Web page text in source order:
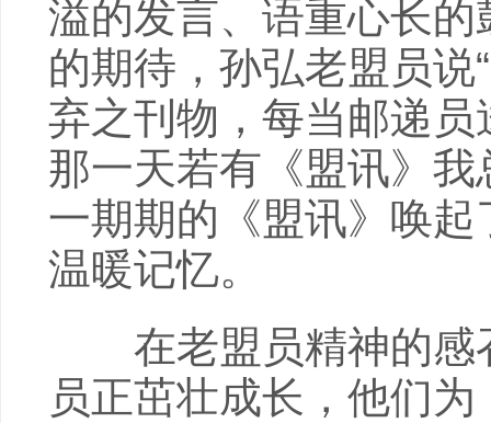
溢的发言、语重心长
的期待，孙弘老盟员
弃之刊物，每当邮递
那一天若有《盟讯》
一期期的《盟讯》唤
温暖记忆。
在老盟员精神的感
员正茁壮成长，他们